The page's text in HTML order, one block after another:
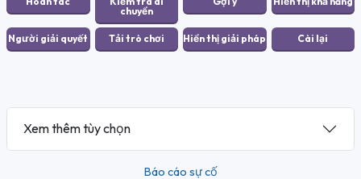
Xem thêm tùy chọn
Báo cáo sự cố